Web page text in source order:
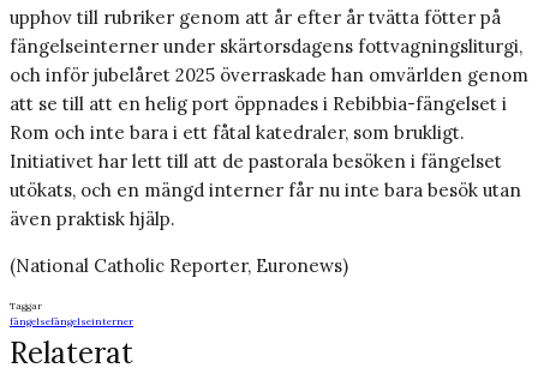
upphov till rubriker genom att år efter år tvätta fötter på
fängelseinterner under skärtorsdagens fottvagningsliturgi,
och inför jubelåret 2025 överraskade han omvärlden genom
att se till att en helig port öppnades i Rebibbia-fängelset i
Rom och inte bara i ett fåtal katedraler, som brukligt.
Initiativet har lett till att de pastorala besöken i fängelset
utökats, och en mängd interner får nu inte bara besök utan
även praktisk hjälp.
(National Catholic Reporter, Euronews)
Taggar
fängelsefängelseinterner
Relaterat